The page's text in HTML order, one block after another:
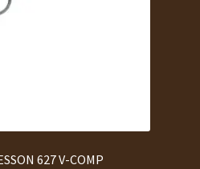
627 V-COMP